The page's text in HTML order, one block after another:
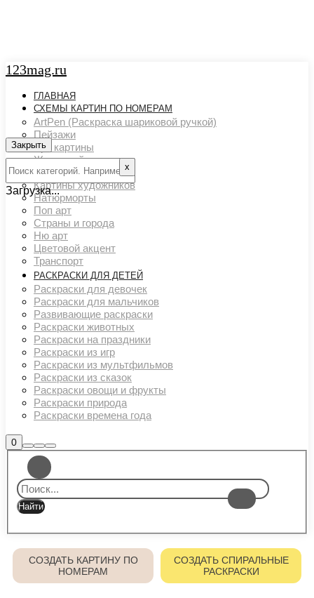
123mag.ru
ГЛАВНАЯ
СХЕМЫ КАРТИН ПО НОМЕРАМ
ArtPen (Раскраска шариковой ручкой)
Пейзажи
Арт картины
Животный мир
Люди
Картины художников
Натюрморты
Поп арт
Страны и города
Ню арт
Цветовой акцент
Транспорт
РАСКРАСКИ ДЛЯ ДЕТЕЙ
Раскраски для девочек
Раскраски для мальчиков
Развивающие раскраски
Раскраски животных
Раскраски на праздники
Раскраски из игр
Раскраски из мультфильмов
Раскраски из сказок
Раскраски овощи и фрукты
Раскраски природа
Раскраски времена года
0Боковая
панель
магазина
Найти
Больше
информации
Главное
меню
СОЗДАТЬ КАРТИНУ ПО
НОМЕРАМ
СОЗДАТЬ СПИРАЛЬНЫЕ
РАСКРАСКИ
Закрыть
х
Загрузка...